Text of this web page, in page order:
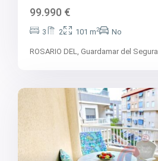
99.990 €
3 2 101 m2 No
ROSARIO DEL,Guardamar del Segura